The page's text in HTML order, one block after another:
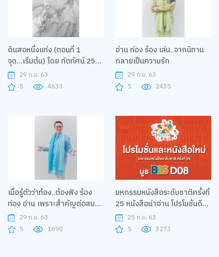
ดินสอหนึ่งแท่ง (ตอนที่ 1
จุด...เริ่มต้น) โดย ทัตทัศน์ 25
กุมภาพันธ์ 2563
29 ก.ย. 63
5
4633
อ่าน ท่อง ร้อง เล่น..จากนิทาน
กลายเป็นความรัก
29 ก.ย. 63
5
2435
เมื่อรู้ตัวว่าท้อง..ต้องฟัง ร้อง
ท่อง อ่าน เพราะสำคัญต่อสมอง
ของลูกน้อย
29 ก.ย. 63
5
1690
มหกรรมหนังสือระดับชาติครั้งที่
25 หนังสือน่าอ่าน โปรโมชั่นดีๆ
ที่ B2S D08
25 ก.ย. 63
5
3273